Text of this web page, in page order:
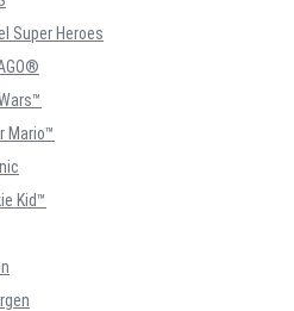
Super Heroes
Mario™
Kid™